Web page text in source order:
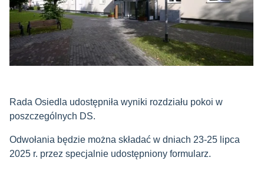
Rada Osiedla udostępniła wyniki rozdziału pokoi w
poszczególnych DS.
Odwołania będzie można składać w dniach 23-25 lipca
2025 r. przez specjalnie udostępniony formularz.